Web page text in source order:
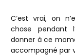
C’est vrai, on
chose pendant
donner à ce
accompagné par